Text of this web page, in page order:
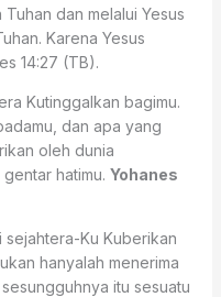
dan melalui Yesus
Karena Yesus
14:27 (TB).
Kutinggalkan bagimu.
dan apa yang
oleh dunia
hatimu. Yohanes
sejahtera-Ku Kuberikan
hanyalah menerima
itu sesuatu